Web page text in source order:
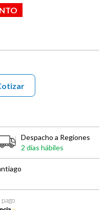
Despacho a Regiones
2 días hábiles